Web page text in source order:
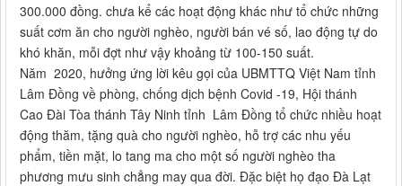
300.000 đồng. chưa kể các hoạt động khác như tổ chức những
suất cơm ăn cho người nghèo, người bán vé số, lao động tự do
khó khăn, mỗi đợt như vậy khoảng từ 100-150 suất.
Năm 2020, hưởng ứng lời kêu gọi của UBMTTQ Việt Nam tỉnh
Lâm Đồng về phòng, chống dịch bệnh Covid -19, Hội thánh
Cao Đài Tòa thánh Tây Ninh tỉnh Lâm Đồng tổ chức nhiều hoạt
động thăm, tặng quà cho người nghèo, hỗ trợ các nhu yếu
phẩm, tiền mặt, lo tang ma cho một số người nghèo tha
phương mưu sinh chẳng may qua đời. Đặc biệt họ đạo Đà Lạt